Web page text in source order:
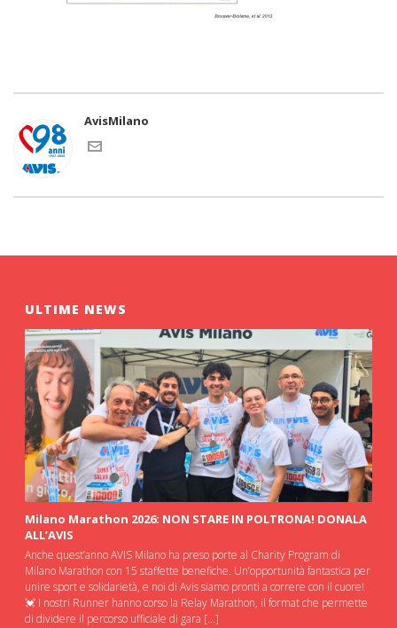
AvisMilano
ULTIME NEWS
Milano Marathon 2026: NON STARE IN POLTRONA! DONALA
ALL’AVIS
Anche quest’anno AVIS Milano ha preso porte al Charity Program di
Milano Marathon con 15 staffette benefiche. Un’opportunità fantastica per
unire sport e solidarietà, e noi di Avis siamo pronti a correre con il cuore!
💓 I nostri Runner hanno corso la Relay Marathon, il format che permette
di dividere il percorso ufficiale di gara […]